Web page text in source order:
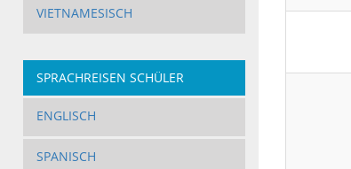
VIETNAMESISCH
SPRACHREISEN SCHÜLER
ENGLISCH
SPANISCH